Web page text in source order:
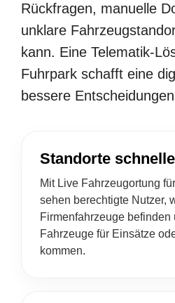
Rückfragen, manuelle
unklare
kann. Eine Telematik-
Fuhrpark schafft eine
bessere
Standorte
Mit Live Fahrzeugortung
sehen berechtigte Nutzer,
Firmenfahrzeuge befinden
Fahrzeuge für Einsätze
kommen.